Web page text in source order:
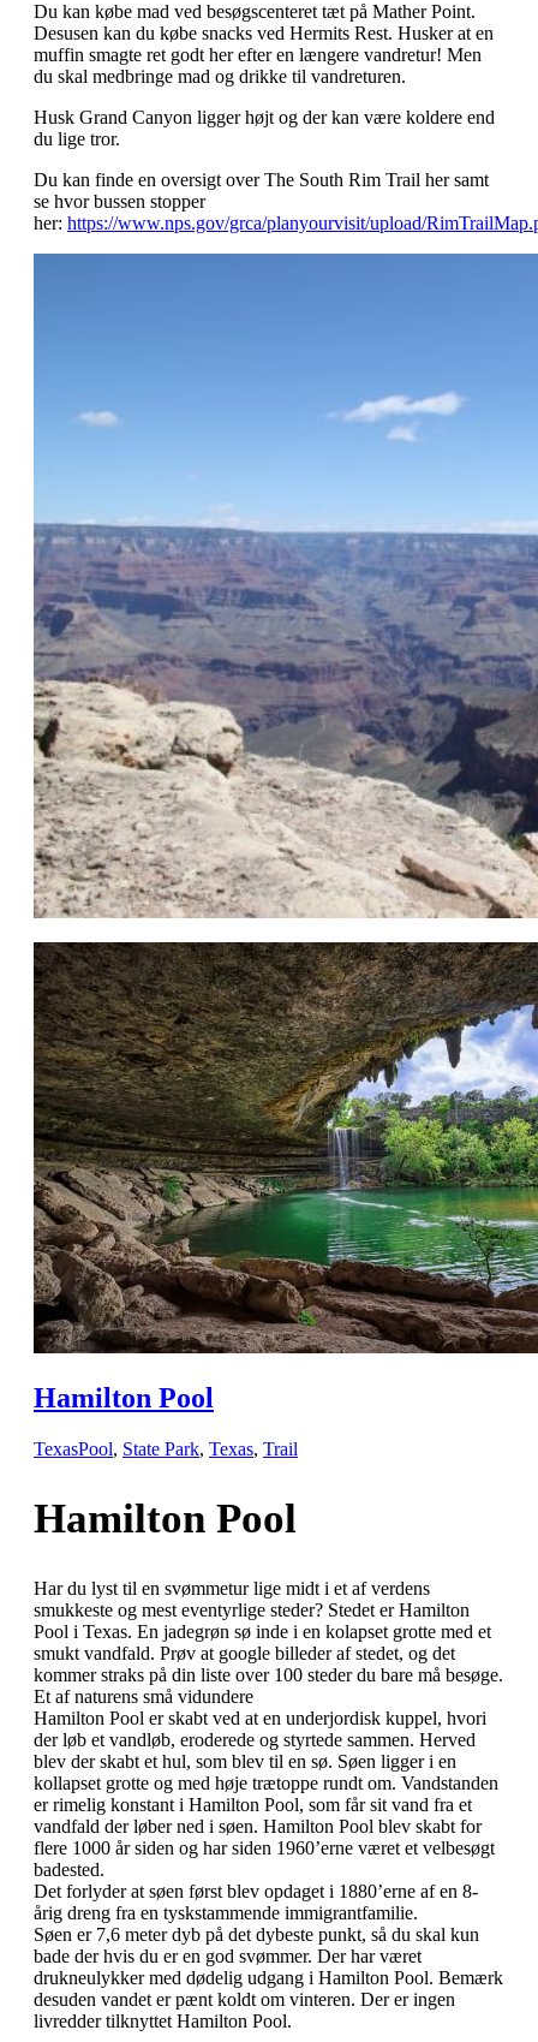
Du kan købe mad ved besøgscenteret tæt på Mather Point.
Desusen kan du købe snacks ved Hermits Rest. Husker at en
muffin smagte ret godt her efter en længere vandretur! Men
du skal medbringe mad og drikke til vandreturen.
Husk Grand Canyon ligger højt og der kan være koldere end
du lige tror.
Du kan finde en oversigt over The South Rim Trail her samt
se hvor bussen stopper
her: https://www.nps.gov/grca/planyourvisit/upload/
Hamilton Pool
TexasPool, State Park, Texas, Trail
Hamilton Pool
Har du lyst til en svømmetur lige midt i et af verdens
smukkeste og mest eventyrlige steder? Stedet er Hamilton
Pool i Texas. En jadegrøn sø inde i en kolapset grotte med et
smukt vandfald. Prøv at google billeder af stedet, og det
kommer straks på din liste over 100 steder du bare må besøge.
Et af naturens små vidundere
Hamilton Pool er skabt ved at en underjordisk kuppel, hvori
der løb et vandløb, eroderede og styrtede sammen. Herved
blev der skabt et hul, som blev til en sø. Søen ligger i en
kollapset grotte og med høje trætoppe rundt om. Vandstanden
er rimelig konstant i Hamilton Pool, som får sit vand fra et
vandfald der løber ned i søen. Hamilton Pool blev skabt for
flere 1000 år siden og har siden 1960’erne været et velbesøgt
badested.
Det forlyder at søen først blev opdaget i 1880’erne af en 8-
årig dreng fra en tyskstammende immigrantfamilie.
Søen er 7,6 meter dyb på det dybeste punkt, så du skal kun
bade der hvis du er en god svømmer. Der har været
drukneulykker med dødelig udgang i Hamilton Pool. Bemærk
desuden vandet er pænt koldt om vinteren. Der er ingen
livredder tilknyttet Hamilton Pool.